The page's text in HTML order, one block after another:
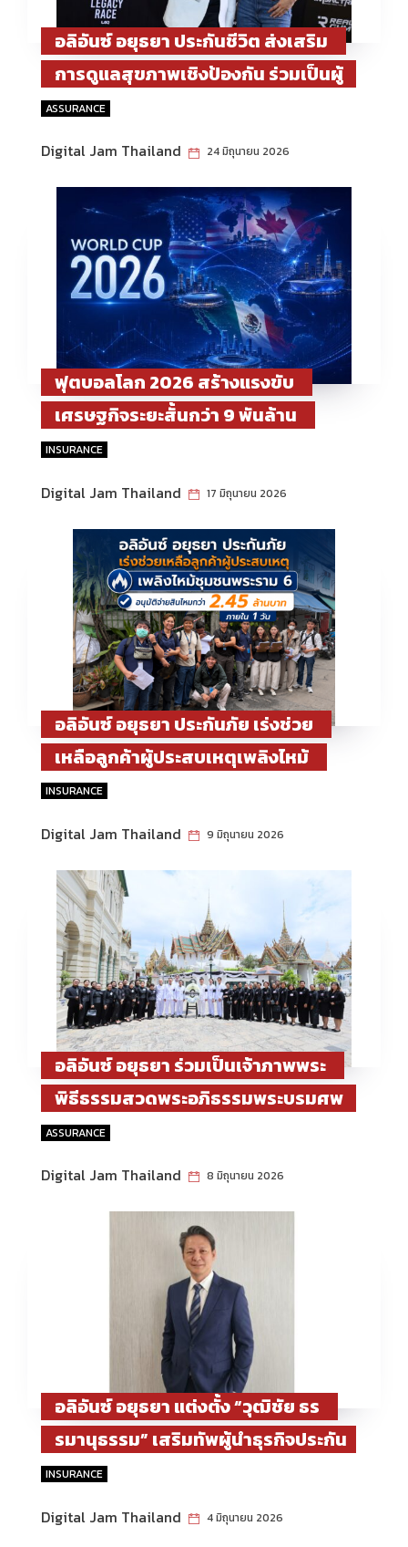
อลิอันซ์ อยุธยา ประกันชีวิต ส่งเสริม
การดูแลสุขภาพเชิงป้องกัน ร่วมเป็นผู้
สนับสนุนหลัก “Allianz Ayudhya
presents LEGACY RACE” จุดประกาย
ในระยะยาว
ASSURANCE
Digital Jam Thailand 24 มิถุนายน 2026
ฟุตบอลโลก 2026 สร้างแรงขับ
เศรษฐกิจระยะสั้นกว่า 9 พันล้าน
ดอลลาร์ Allianz Research ชี้ภาคท่อง
เที่ยว–บริการรับอานิสงส์สูงสุด
INSURANCE
Digital Jam Thailand 17 มิถุนายน 2026
อลิอันซ์ อยุธยา ประกันภัย เร่งช่วย
เหลือลูกค้าผู้ประสบเหตุเพลิงไหม้
ชุมชนพระราม 6 อนุมัติจ่ายสินไหมกว่า
2.45 ล้านบาท ภายใน 1 วัน
INSURANCE
Digital Jam Thailand 9 มิถุนายน 2026
อลิอันซ์ อยุธยา ร่วมเป็นเจ้าภาพพระ
พิธีธรรมสวดพระอภิธรรมพระบรมศพ
สมเด็จพระนางเจ้าสิริกิติ์ พระบรม
ราชินีนาถ พระบรมราชชนนีพันปี
ASSURANCE
Digital Jam Thailand 8 มิถุนายน 2026
อลิอันซ์ อยุธยา แต่งตั้ง “วุฒิชัย ธร
รมานุธรรม” เสริมทัพผู้นำธุรกิจประกัน
ภัยองค์กร
INSURANCE
Digital Jam Thailand 4 มิถุนายน 2026